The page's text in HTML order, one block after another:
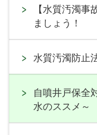
【水質汚濁事
ましょう！
水質汚濁防止
自噴井戸保全
水のススメ～